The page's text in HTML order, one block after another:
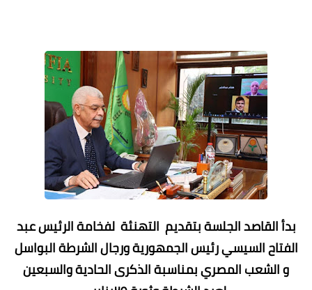
بدأ القاصد الجلسة بتقديم التهنئة لفخامة الرئيس عبد
الفتاح السيسي رئيس الجمهورية ورجال الشرطة البواسل
و الشعب المصري بمناسبة الذكرى الحادية والسبعين